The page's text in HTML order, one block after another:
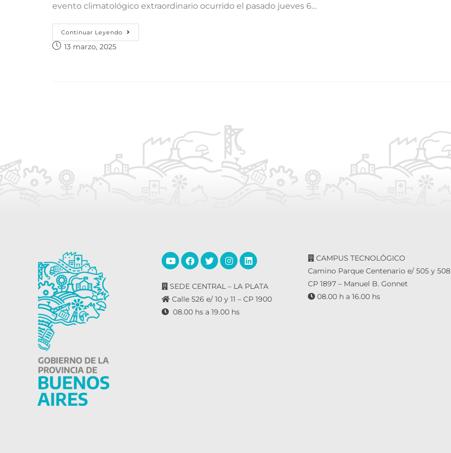
evento climatológico extraordinario ocurrido el pasado jueves 6…
Continuar Leyendo
13 marzo, 2025
SEDE CENTRAL – LA PLATA
Calle 526 e/ 10 y 11 – CP 1900
08.00 hs a 19.00 hs
CAMPUS TECNOLÓGICO
Camino Parque Centenario e/ 505 y 508
CP 1897 – Manuel B. Gonnet
08.00 h a 16.00 hs